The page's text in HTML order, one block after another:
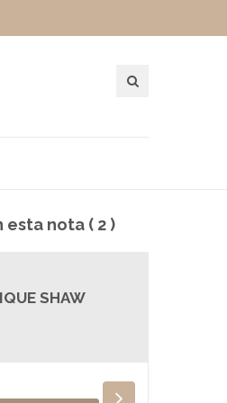
esta nota ( 2 )
SHAW